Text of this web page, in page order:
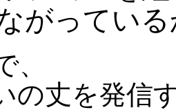
がってい
、
の丈を発信